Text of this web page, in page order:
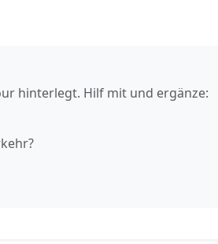
hinterlegt. Hilf mit und ergänze: